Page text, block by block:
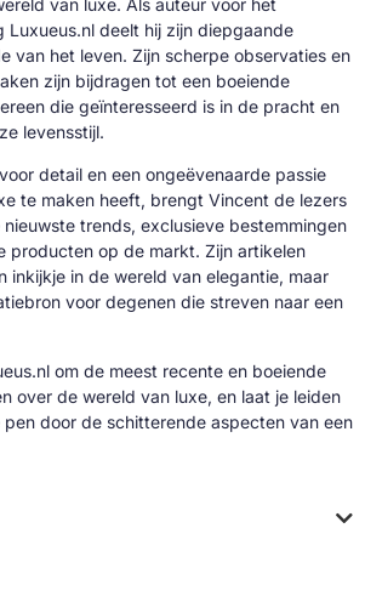
van luxe. Als auteur voor het
Luxueus.nl deelt hij zijn diepgaande
van het leven. Zijn scherpe observaties en
zijn bijdragen tot een boeiende
die geïnteresseerd is in de pracht en
levensstijl.
detail en een ongeëvenaarde passie
te maken heeft, brengt Vincent de lezers
trends, exclusieve bestemmingen
producten op de markt. Zijn artikelen
inkijkje in de wereld van elegantie, maar
voor degenen die streven naar een
om de meest recente en boeiende
over de wereld van luxe, en laat je leiden
door de schitterende aspecten van een